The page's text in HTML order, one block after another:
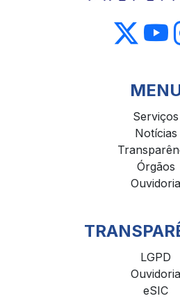
Serviços
Notícias
Órgãos
Ouvidoria
LGPD
Ouvidoria
eSIC